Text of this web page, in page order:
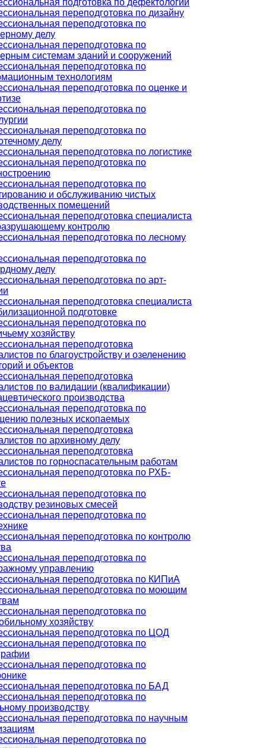
переподготовка по дизайну
переподготовка по
делу
переподготовка по
системам зданий и сооружений
переподготовка по
технологиям
переподготовка по оценке и
переподготовка по
переподготовка по
делу
переподготовка по логистике
переподготовка по
переподготовка по
и обслуживанию чистых
помещений
переподготовка специалиста
контролю
переподготовка по лесному
переподготовка по
делу
переподготовка по арт-
переподготовка специалиста
подготовке
переподготовка по
хозяйству
переподготовка
по благоустройству и озеленению
и объектов
переподготовка
по валидации (квалификации)
производства
переподготовка по
полезных ископаемых
переподготовка
по архивному делу
переподготовка
по горноспасательным работам
переподготовка по РХБ-
переподготовка по
резиновых смесей
переподготовка по
переподготовка по контролю
переподготовка по
управлению
переподготовка по КИПиА
переподготовка по моющим
переподготовка по
хозяйству
переподготовка по ЦОД
переподготовка по
переподготовка по
переподготовка по БАД
переподготовка по
производству
переподготовка по научным
переподготовка по